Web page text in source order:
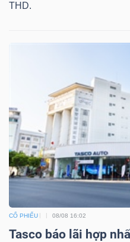
THD.
CỔ PHIẾU 08/08 16:02
Tasco báo lãi hợp